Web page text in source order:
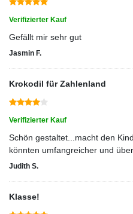
Verifizierter Kauf
Gefällt mir sehr gut
Jasmin F.
Krokodil für Zahlenland
Verifizierter Kauf
Schön gestaltet...macht den
könnten umfangreicher und
Judith S.
Klasse!